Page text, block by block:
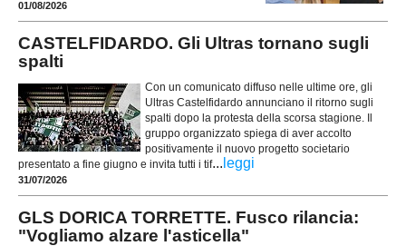
01/08/2026
CASTELFIDARDO. Gli Ultras tornano sugli
spalti
Con un comunicato diffuso nelle ultime ore, gli
Ultras Castelfidardo annunciano il ritorno sugli
spalti dopo la protesta della scorsa stagione. Il
gruppo organizzato spiega di aver accolto
positivamente il nuovo progetto societario
presentato a fine giugno e invita tutti i tif... leggi
31/07/2026
GLS DORICA TORRETTE. Fusco rilancia:
"Vogliamo alzare l'asticella"